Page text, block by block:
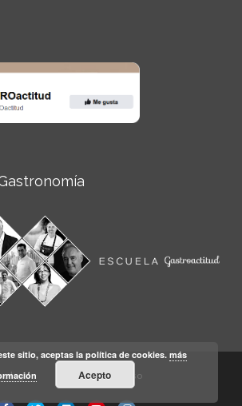
legal Condiciones de Uso
sitio, aceptas la política de cookies.más
Acepto